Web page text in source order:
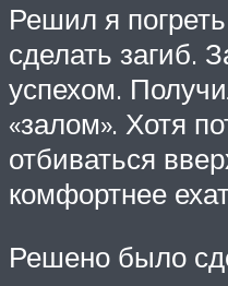
Решил я
сделать загиб.
успехом.
«залом». Хотя
отбиваться
комфортнее
Решено было